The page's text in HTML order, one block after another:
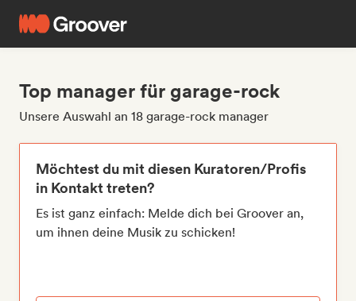
Top manager für garage-rock
Unsere Auswahl an 18 garage-rock manager
Möchtest du mit diesen Kuratoren/Profis
in Kontakt treten?
Es ist ganz einfach: Melde dich bei Groover an,
um ihnen deine Musik zu schicken!